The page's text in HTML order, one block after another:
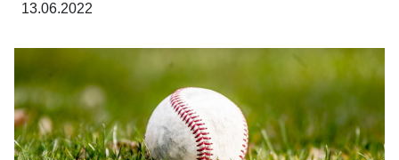
13.06.2022